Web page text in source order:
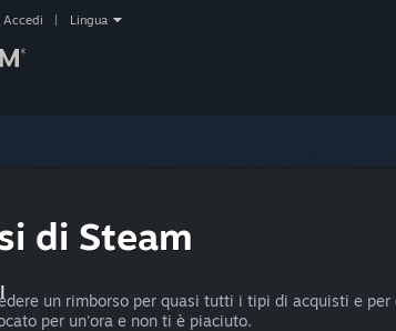
Accedi Lingua
di Steam
un rimborso per quasi tutti i tipi di acquisti e
per un'ora e non ti è piaciuto.